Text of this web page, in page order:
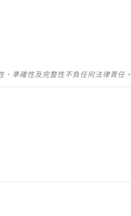
準確性及完整性不負任何法律責任。